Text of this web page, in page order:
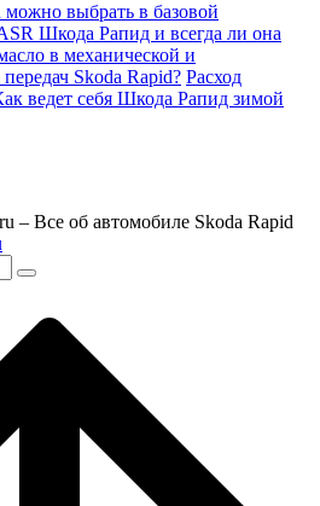
можно выбрать в базовой
Шкода Рапид и всегда ли она
в механической и
Skoda Rapid? Расход
ведет себя Шкода Рапид зимой
– Все об автомобиле Skoda Rapid